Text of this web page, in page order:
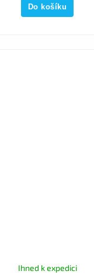
Do košíku
Ihned k expedici